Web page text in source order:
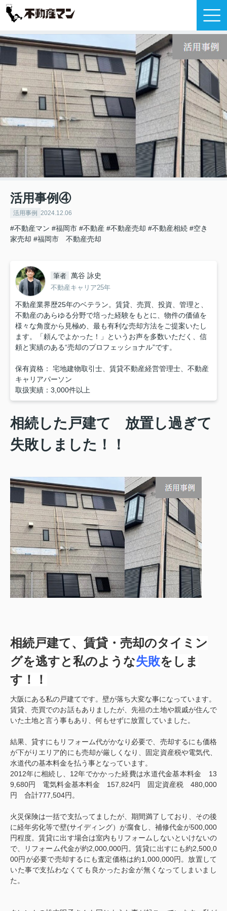
活用事例④
活用事例 2024.12.06
#不動産マン #福岡市 #不動産 #不動産売却 #不動産相続 #空き
家売却 #福岡市 不動産売却
筆者 萬谷 詠史
不動産キャリア25年
不動産業界歴25年のベテラン。賃貸、売買、投資、管理と、
不動産のあらゆる分野で培った経験をもとに、物件の価値を
様々な角度から見極め、最も有利な売却方法をご提案いたし
ます。「頼んでよかった！」というお声を多数いただく、信
頼と実績のある“売却のプロフェッショナル”です。
保有資格： 宅地建物取引士、賃貸不動産経営管理士、不動産
キャリアパーソン
取扱実績：3,000件以上
相続した戸建て 放置し過ぎて
失敗しました！！
相続戸建て、賃貸・売却のタイミン
グを逃すと私のような失敗をしま
す！！
大阪にある私の戸建てです。壁が落ち大変な事になっています。
賃貸、売買でのお話もありましたが、先祖の土地や親戚が住んで
いた土地と言う事もあり、何もせずに放置していました。
結果、貸すにもリフォーム代がかなり必要で、売却するにも価格
が下がりエリア的にも売却が厳しくなり、固定資産税や電気代、
水道代の基本料金を払う事となっています。
2012年に相続し、12年でかかった経費は水道代金基本料金 13
9,680円 電気料金基本料金 157,824円 固定資産税 480,000
円 合計777,504円。
火災保険は一括で支払ってましたが、期間満了しており、その後
に経年劣化等で壁(サイディング）が腐食し、補修代金が500,000
円程度。賃貸に出す場合は室内もリフォームしないといけないの
で、リフォーム代金が約2,000,000円。賃貸に出すにも約2,500,0
00円が必要で売却するにも査定価格は約1,000,000円。放置して
いた事で支払わなくても良かったお金が無くなってしまいまし
た。